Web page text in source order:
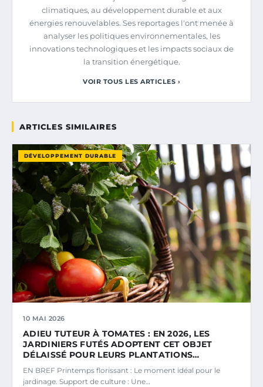
climatiques, au développement durable et aux
énergies renouvelables. Ses reportages l'ont menée à
analyser les politiques environnementales, les
innovations technologiques et les impacts sociaux de
la transition énergétique.
VOIR TOUS LES ARTICLES ›
ARTICLES SIMILAIRES
DÉVELOPPEMENT DURABLE
10 MAI 2026
ADIEU TUTEUR À TOMATES : EN 2026, LES
JARDINIERS FUTÉS ADOPTENT CET OBJET
DÉLAISSÉ POUR LEURS PLANTATIONS…
EN BREF Printemps florissant : Le moment idéal pour le
jardinage. Support de culture : Une…